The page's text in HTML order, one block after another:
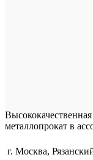
металлопрокат в
г. Москва,